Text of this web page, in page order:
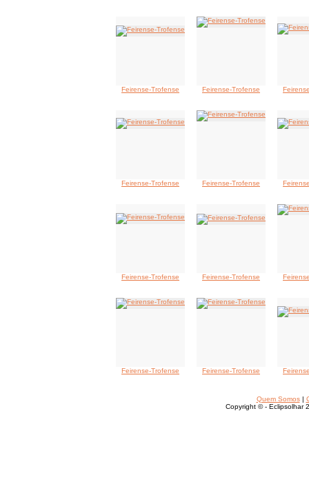
Feirense-Trofense Feirense-Trofense
Feirense-Trofense Feirense-Trofense
Feirense-Trofense Feirense-Trofense
Feirense-Trofense Feirense-Trofense
Quem Somos|
Copyright © - Eclipsolhar